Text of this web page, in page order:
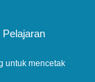
untuk mencetak